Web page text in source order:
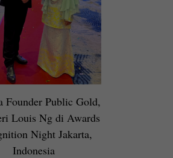
Founder Public Gold,
Louis Ng di Awards
Night Jakarta,
Indonesia